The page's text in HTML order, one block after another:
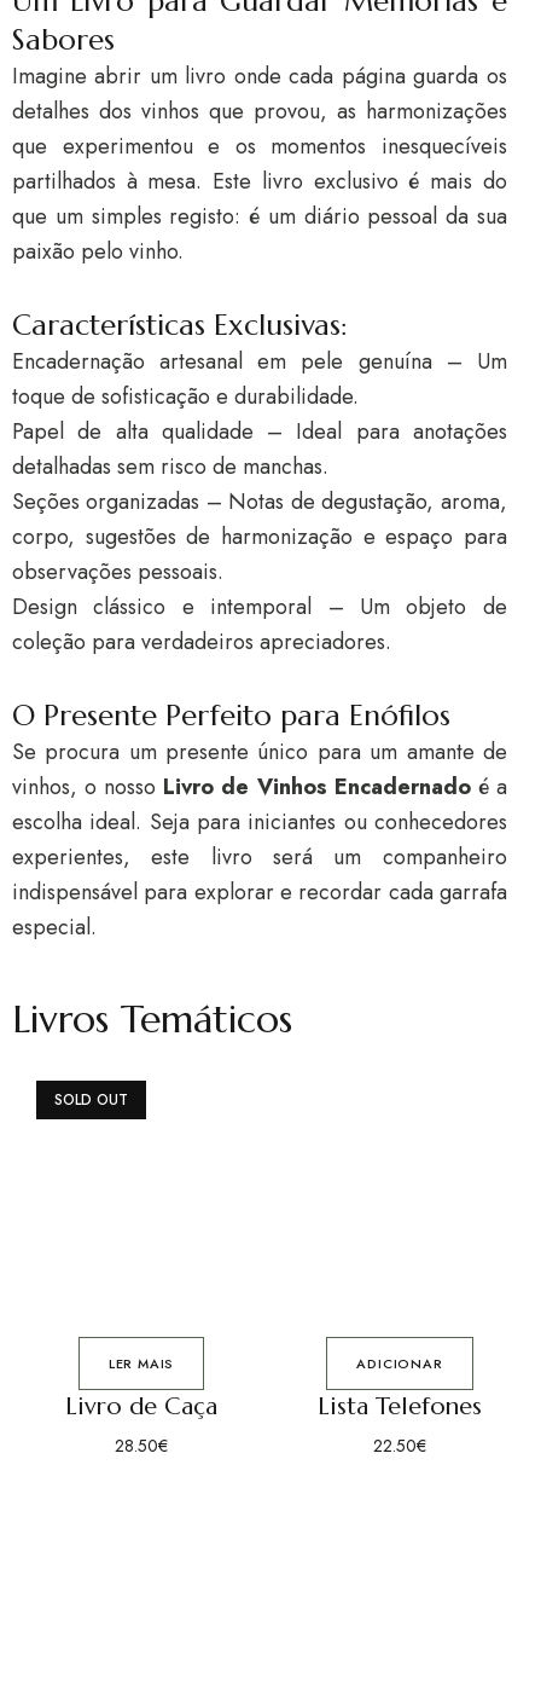
Sabores
Imagine abrir um livro onde cada página guarda os
detalhes dos vinhos que provou, as harmonizações
que experimentou e os momentos inesquecíveis
partilhados à mesa. Este livro exclusivo é mais do
que um simples registo: é um diário pessoal da sua
paixão pelo vinho.
Características Exclusivas:
Encadernação artesanal em pele genuína – Um
toque de sofisticação e durabilidade.
Papel de alta qualidade – Ideal para anotações
detalhadas sem risco de manchas.
Seções organizadas – Notas de degustação, aroma,
corpo, sugestões de harmonização e espaço para
observações pessoais.
Design clássico e intemporal – Um objeto de
coleção para verdadeiros apreciadores.
O Presente Perfeito para Enófilos
Se procura um presente único para um amante de
vinhos, o nosso Livro de Vinhos Encadernadoé a
escolha ideal. Seja para iniciantes ou conhecedores
experientes, este livro será um companheiro
indispensável para explorar e recordar cada garrafa
especial.
Livros Temáticos
SOLD OUT
LER MAIS
Livro de Caça
28.50€
ADICIONAR
Lista Telefones
22.50€